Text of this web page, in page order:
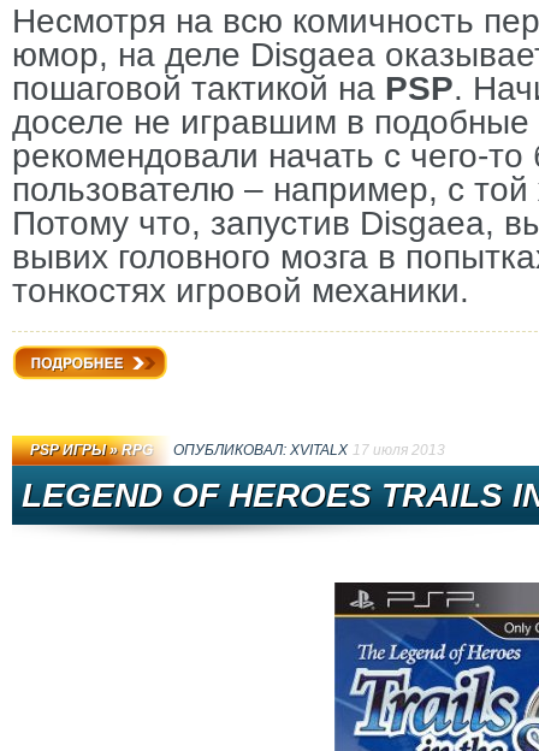
Несмотря на всю комичность
юмор, на деле Disgaea
пошаговой тактикой на PSP.
доселе не игравшим в
рекомендовали начать с чего-
пользователю – например, с
Потому что, запустив Disgaea,
вывих головного мозга в
тонкостях игровой механики.
PSP ИГРЫ»RPG ОПУБЛИКОВАЛ: XVITALX 17 июля 2013
LEGEND OF HEROES TRAILS